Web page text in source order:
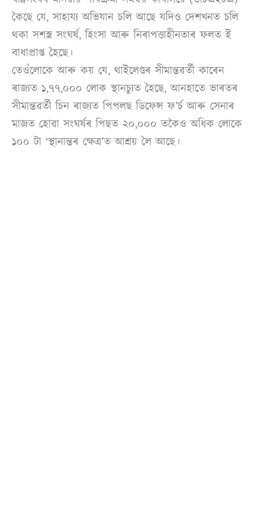
কৈছে যে, সাহায্য অভিযান চলি আছে যদিও দেশখনত চলি
থকা সশস্ত্ৰ সংঘৰ্ষ, হিংসা আৰু নিৰাপত্তাহীনতাৰ ফলত ই
বাধাপ্ৰাপ্ত হৈছে।
তেওঁলোকে আৰু কয় যে, থাইলেণ্ডৰ সীমান্তৱৰ্তী কাৰেন
ৰাজ্যত ১,৭৭,০০০ লোক স্থানচ্যুত হৈছে, আনহাতে ভাৰতৰ
সীমান্তৱৰ্তী চিন ৰাজ্যত পিপলছ ডিফেন্স ফ’ৰ্চ আৰু সেনাৰ
মাজত হোৱা সংঘৰ্ষৰ পিছত ২০,০০০ তকৈও অধিক লোকে
১০০ টা ‘স্থানান্তৰ ক্ষেত্ৰ’ত আশ্ৰয় লৈ আছে।